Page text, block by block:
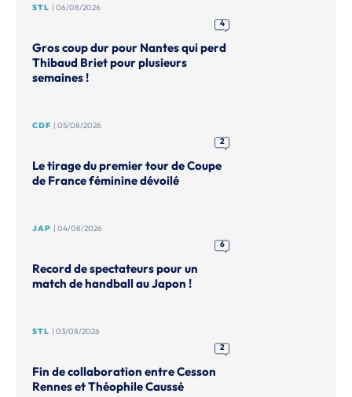
STL | 06/08/2026
4
Gros coup dur pour Nantes qui perd
Thibaud Briet pour plusieurs
semaines !
CDF | 05/08/2026
2
Le tirage du premier tour de Coupe
de France féminine dévoilé
JAP | 04/08/2026
6
Record de spectateurs pour un
match de handball au Japon !
STL | 03/08/2026
2
Fin de collaboration entre Cesson
Rennes et Théophile Caussé